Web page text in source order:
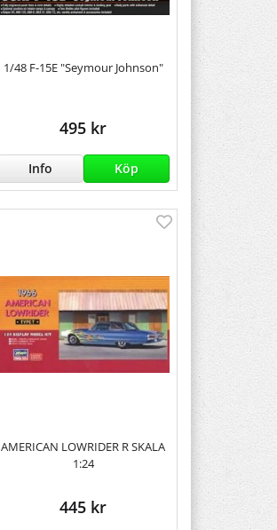
1/48 F-15E "Seymour Johnson"
495 kr
Info Köp
AMERICAN LOWRIDER R SKALA
1:24
445 kr